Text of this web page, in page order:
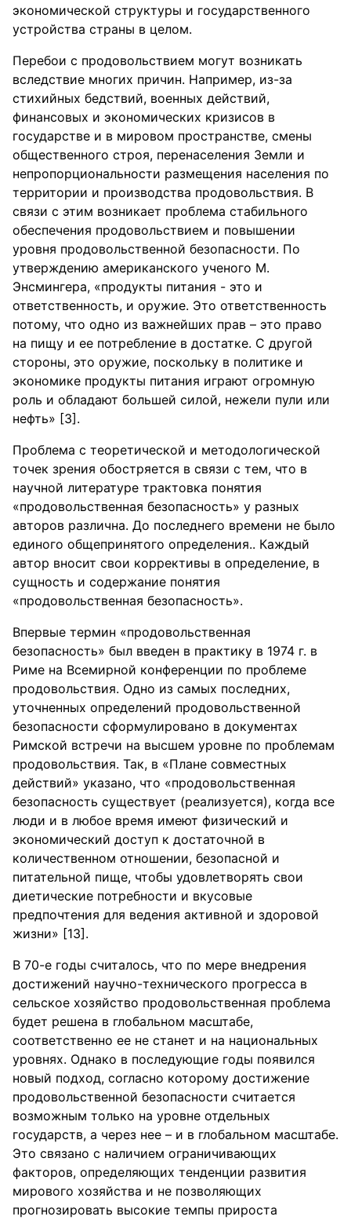
экономической структуры и государственного
устройства страны в целом.
Перебои с продовольствием могут возникать
вследствие многих причин. Например, из-за
стихийных бедствий, военных действий,
финансовых и экономических кризисов в
государстве и в мировом пространстве, смены
общественного строя, перенаселения Земли и
непропорциональности размещения населения по
территории и производства продовольствия. В
связи с этим возникает проблема стабильного
обеспечения продовольствием и повышении
уровня продовольственной безопасности. По
утверждению американского ученого М.
Энсмингера, «продукты питания - это и
ответственность, и оружие. Это ответственность
потому, что одно из важнейших прав – это право
на пищу и ее потребление в достатке. С другой
стороны, это оружие, поскольку в политике и
экономике продукты питания играют огромную
роль и обладают большей силой, нежели пули или
нефть» [3].
Проблема с теоретической и методологической
точек зрения обостряется в связи с тем, что в
научной литературе трактовка понятия
«продовольственная безопасность» у разных
авторов различна. До последнего времени не было
единого общепринятого определения.. Каждый
автор вносит свои коррективы в определение, в
сущность и содержание понятия
«продовольственная безопасность».
Впервые термин «продовольственная
безопасность» был введен в практику в 1974 г. в
Риме на Всемирной конференции по проблеме
продовольствия. Одно из самых последних,
уточненных определений продовольственной
безопасности сформулировано в документах
Римской встречи на высшем уровне по проблемам
продовольствия. Так, в «Плане совместных
действий» указано, что «продовольственная
безопасность существует (реализуется), когда все
люди и в любое время имеют физический и
экономический доступ к достаточной в
количественном отношении, безопасной и
питательной пище, чтобы удовлетворять свои
диетические потребности и вкусовые
предпочтения для ведения активной и здоровой
жизни» [13].
В 70-е годы считалось, что по мере внедрения
достижений научно-технического прогресса в
сельское хозяйство продовольственная проблема
будет решена в глобальном масштабе,
соответственно ее не станет и на национальных
уровнях. Однако в последующие годы появился
новый подход, согласно которому достижение
продовольственной безопасности считается
возможным только на уровне отдельных
государств, а через нее – и в глобальном масштабе.
Это связано с наличием ограничивающих
факторов, определяющих тенденции развития
мирового хозяйства и не позволяющих
прогнозировать высокие темпы прироста